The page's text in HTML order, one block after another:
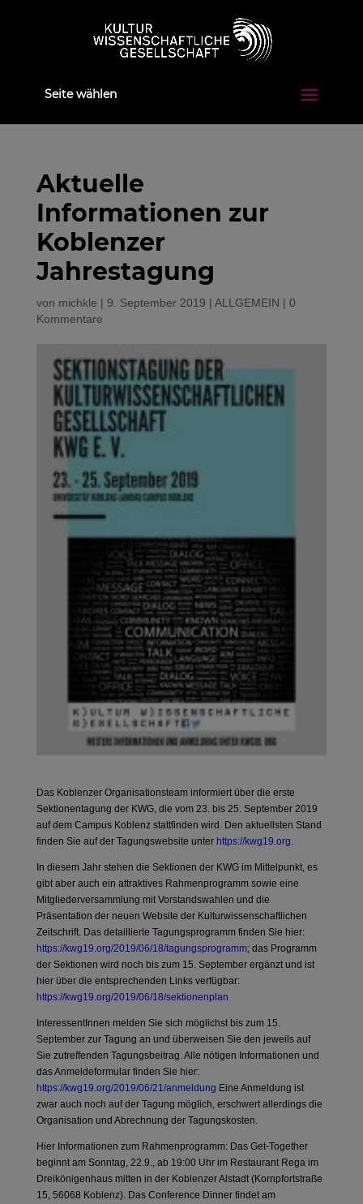
Seite wählen
Aktuelle
Informationen zur
Koblenzer
Jahrestagung
von michkle | 9. September 2019 | ALLGEMEIN | 0
Kommentare
Das Koblenzer Organisationsteam informiert über die erste
Sektionentagung der KWG, die vom 23. bis 25. September 2019
auf dem Campus Koblenz stattfinden wird. Den aktuellsten Stand
finden Sie auf der Tagungswebsite unter https://kwg19.org
In diesem Jahr stehen die Sektionen der KWG im Mittelpunkt, es
gibt aber auch ein attraktives Rahmenprogramm sowie eine
Mitgliederversammlung mit Vorstandswahlen und die
Präsentation der neuen Website der Kulturwissenschaftlichen
Zeitschrift. Das detaillierte Tagungsprogramm finden Sie hier:
https://kwg19.org/2019/06/18/tagungsprogramm; das Programm
der Sektionen wird noch bis zum 15. September ergänzt und ist
hier über die entsprechenden Links verfügbar:
https://kwg19.org/2019/06/18/sektionenplan
InteressentInnen melden Sie sich möglichst bis zum 15.
September zur Tagung an und überweisen Sie den jeweils auf
Sie zutreffenden Tagungsbeitrag. Alle nötigen Informationen und
das Anmeldeformular finden Sie hier:
https://kwg19.org/2019/06/21/anmeldung Eine Anmeldung ist
zwar auch noch auf der Tagung möglich, erschwert allerdings die
Organisation und Abrechnung der Tagungskosten.
Hier Informationen zum Rahmenprogramm: Das Get-Together
beginnt am Sonntag, 22.9., ab 19:00 Uhr im Restaurant Rega im
Dreikönigenhaus mitten in der Koblenzer Alstadt (Kornpfortstraße
15, 56068 Koblenz). Das Conference Dinner findet am